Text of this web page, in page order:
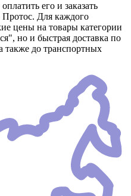
его и заказать
Протос. Для каждого
цены на товары категории
но и быстрая доставка по
также до транспортных